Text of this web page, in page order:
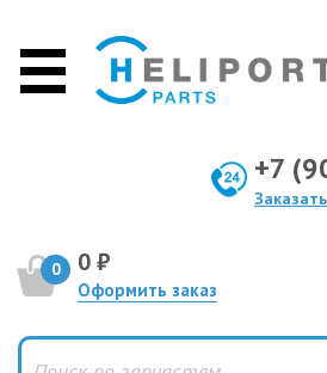
+7
0 0 ₽
Оформить заказ